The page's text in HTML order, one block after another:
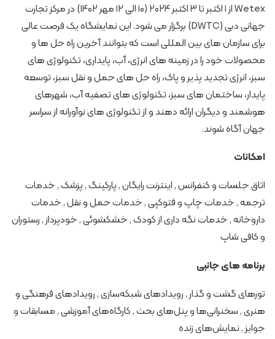
Wetex از ۱ اکتبر تا ۳ اکتبر ۲۰۲۴ (۱۰ الی ۱۲ مهر ۱۴۰۲) در مرکز تجارت
جهانی دبی (DWTC) برگزار می شود. این نمایشگاه یک فرصت عالی
برای سازمان های بین المللی است که بتوانند آخرین راه حل ها و
محصولات خود را در زمینه های انرژی، آب، پایداری، تکنولوژی های
سبز، انرژی تجدید پذیر و پاک، راه حل های حمل و نقل سبز، توسعه
پایدار، ساختمان های سبز، تکنولوژی های تصفیه آب، شهرهای
هوشمند و دیگران ارائه دهند و از تکنولوژی های نوآورانه از سراسر
جهان آگاه شوند.
امکانات
اتاق جلسات و کنفرانس , اینترنت رایگان , پارکینگ , پزشک , خدمات
ترجمه , خدمات چاپ و فتوکپی , خدمات حمل و نقل , خدمات
داروخانه , خدمات نگه داری از کودک , خشکشوئی , خودپرداز , رستوران
و کافی شاپ
برنامه های جانبی
تورهای گشت و گذار , رویدادهای شبکه‌سازی , رویدادهای فرهنگی و
هنری , سخنرانی‌ها و پنل‌های بحث , کارگاه‌های آموزشی , مسابقات و
جوایز , نمایش‌های زنده